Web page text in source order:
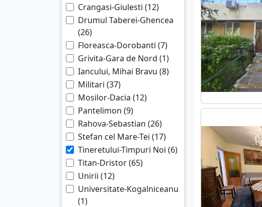
Crangasi-Giulesti (12)
Drumul Taberei-Ghencea
(26)
Floreasca-Dorobanti (7)
Grivita-Gara de Nord (1)
Iancului, Mihai Bravu (8)
Militari (37)
Mosilor-Dacia (12)
Pantelimon (9)
Rahova-Sebastian (26)
Stefan cel Mare-Tei (17)
Tineretului-Timpuri Noi (6)
Titan-Dristor (65)
Unirii (12)
Universitate-Kogalniceanu
(1)